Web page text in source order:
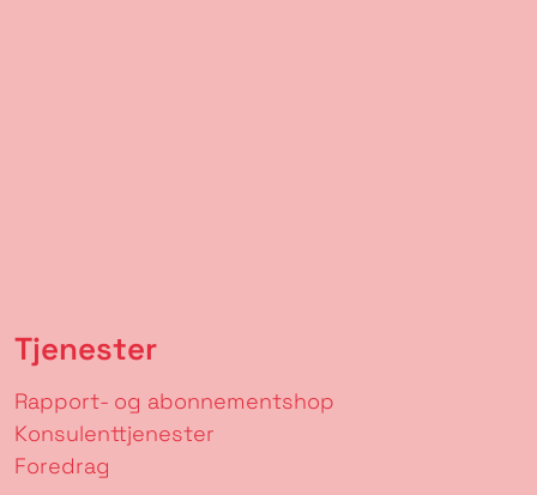
Tjenester
Rapport- og abonnementshop
Konsulenttjenester
Foredrag